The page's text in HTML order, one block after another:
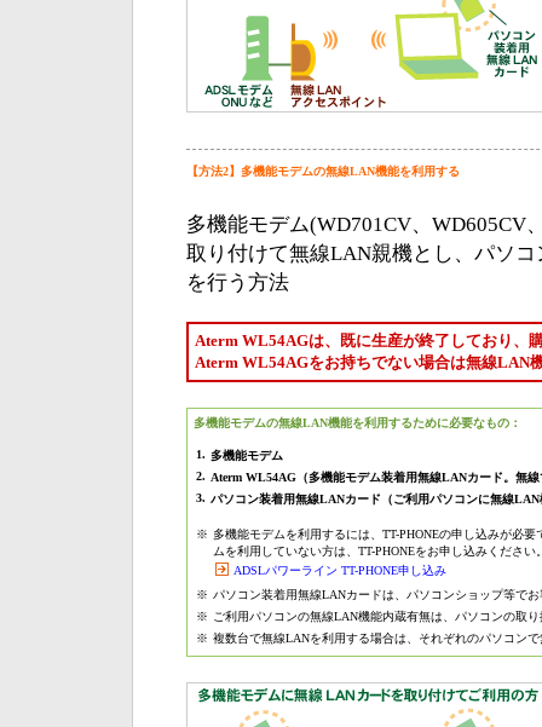
【方法2】多機能モデムの無線LAN機能を利用する
多機能モデム(WD701CV、WD605CV
取り付けて無線LAN親機とし、パソ
を行う方法
Aterm WL54AGは、既に生産が終了しており、
Aterm WL54AGをお持ちでない場合は無線LAN
多機能モデムの無線LAN機能を利用するために必要なもの：
1. 多機能モデム
2. Aterm WL54AG（多機能モデム装着用無線LANカード。無
3. パソコン装着用無線LANカード（ご利用パソコンに無線
※ 多機能モデムを利用するには、TT-PHONEの申し込みが必
ムを利用していない方は、TT-PHONEをお申し込みください
ADSLパワーライン TT-PHONE申し込み
※ パソコン装着用無線LANカードは、パソコンショップ等で
※
ご利用パソコンの無線LAN機能内蔵有無は、パソコンの取
※ 複数台で無線LANを利用する場合は、それぞれのパソコン